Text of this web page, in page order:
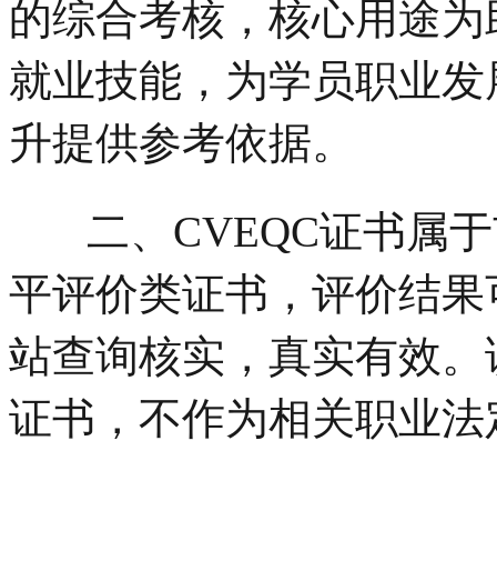
的综合考核，核心用途
就业技能，为学员职业
升提供参考依据。
二、CVEQC证书属
平评价类证书，评价结
站查询核实，真实有效
证书，不作为相关职业